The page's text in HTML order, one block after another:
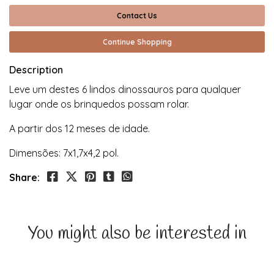
Contact Us
Continue Shopping
Description
Leve um destes 6 lindos dinossauros para qualquer
lugar onde os brinquedos possam rolar.
A partir dos 12 meses de idade.
Dimensões: 7x1,7x4,2 pol.
Share:
You might also be interested in